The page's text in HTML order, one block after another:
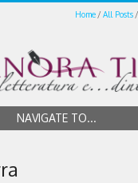
Home All Posts
NAVIGATE TO...